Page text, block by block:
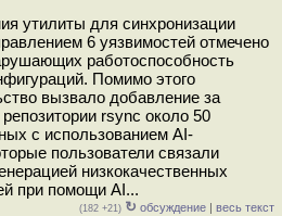
утилиты для синхронизации
6 уязвимостей отмечено
работоспособность
Помимо этого
вызвало добавление за
rsync около 50
с использованием AI-
пользователи связали
низкокачественных
при помощи AI...
(182 +21) ↻ обсуждение | весь текст